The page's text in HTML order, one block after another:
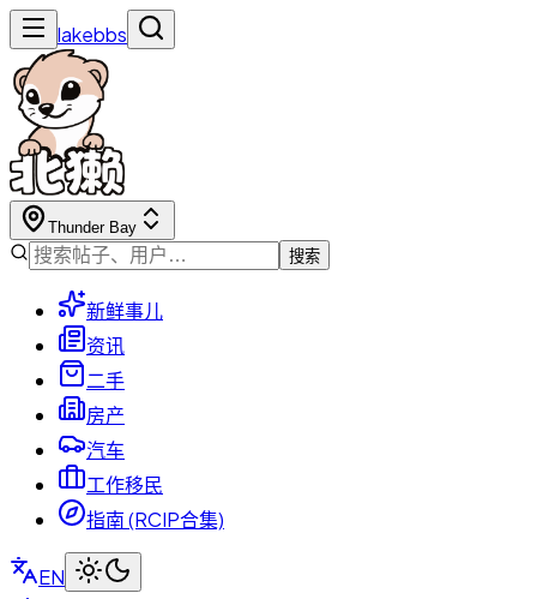
lakebbs
Thunder Bay
搜索
新鲜事儿
资讯
二手
房产
汽车
工作移民
指南 (RCIP合集)
EN